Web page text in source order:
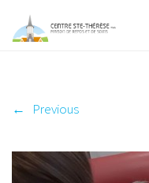
← Previous